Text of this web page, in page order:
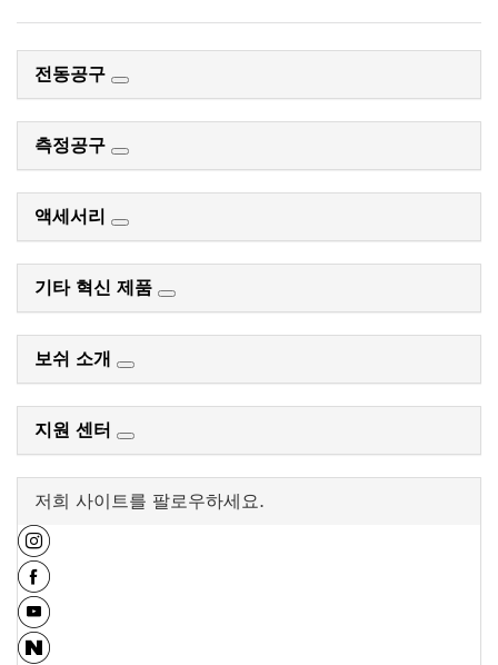
전동공구
측정공구
액세서리
기타 혁신 제품
보쉬 소개
지원 센터
저희 사이트를 팔로우하세요.